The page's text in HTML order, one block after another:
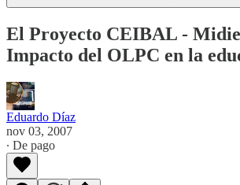
El Proyecto CEIBAL -
Impacto del OLPC en la
Eduardo Díaz
nov 03, 2007
∙ De pago